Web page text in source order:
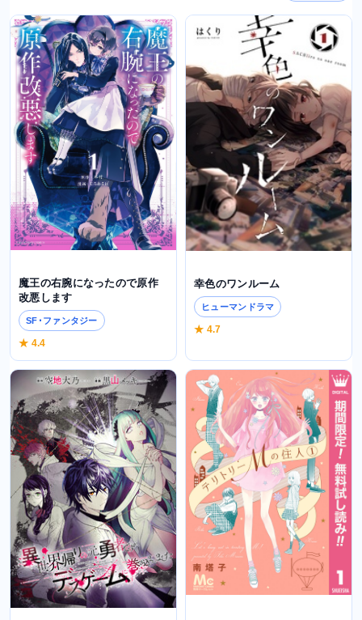
魔王の右腕になったので原作
改悪します
SF･ファンタジー
★ 4.4
幸色のワンルーム
ヒューマンドラマ
★ 4.7